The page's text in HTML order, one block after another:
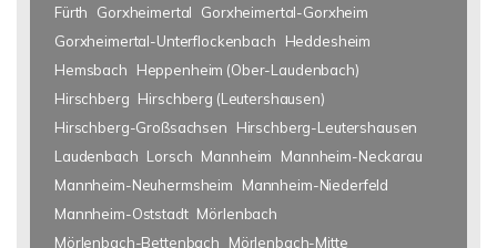
Fürth
Gorxheimertal
Gorxheimertal-Gorxheim
Gorxheimertal-Unterflockenbach
Heddesheim
Hemsbach
Heppenheim (Ober-Laudenbach)
Hirschberg Hirschberg (Leutershausen)
Hirschberg-Großsachsen
Hirschberg-Leutershausen
Laudenbach Lorsch Mannheim
Mannheim-Neckarau
Mannheim-Neuhermsheim
Mannheim-Niederfeld
Mannheim-Oststadt Mörlenbach
Mörlenbach-Bettenbach
Mörlenbach-Mitte